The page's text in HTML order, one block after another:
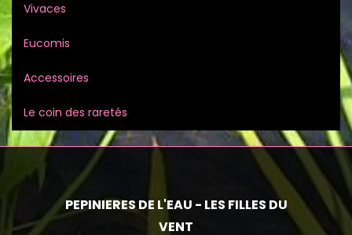
Vivaces
Eucomis
Accessoires
Le coin des raretés
PEPINIERES DE L'EAU - LES FILLES DU
VENT